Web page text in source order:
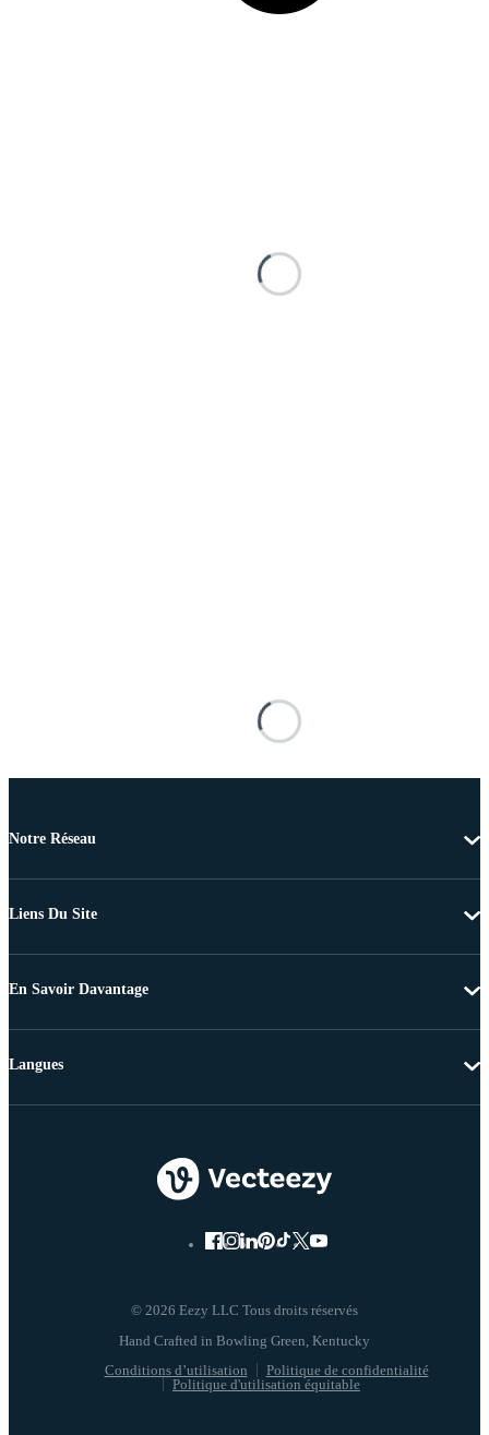
Notre Réseau
Liens Du Site
En Savoir Davantage
© 2026 Eezy LLC Tous droits réservés
Conditions d’utilisation
Politique de confidentialité
Politique d'utilisation équitable
Langues